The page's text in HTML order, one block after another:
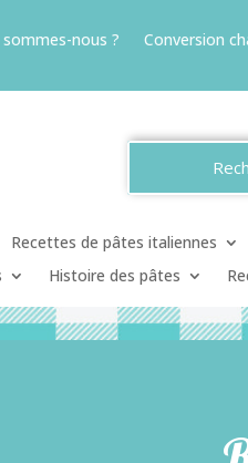
sommes-nous ? Conversion
Recettes de pâtes italiennes
Histoire des pâtes